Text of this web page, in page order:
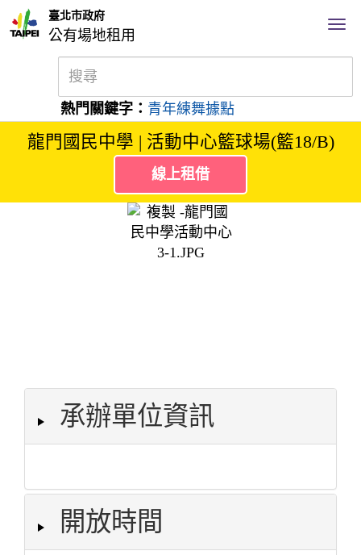
臺北市政府
公有場地租用
熱門關鍵字： 青年練舞據點
龍門國民中學 | 活動中心籃球場(籃18/B)
線上租借
承辦單位資訊
開放時間